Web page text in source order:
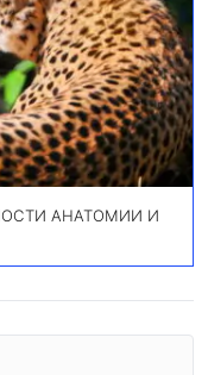
АНАТОМИИ И